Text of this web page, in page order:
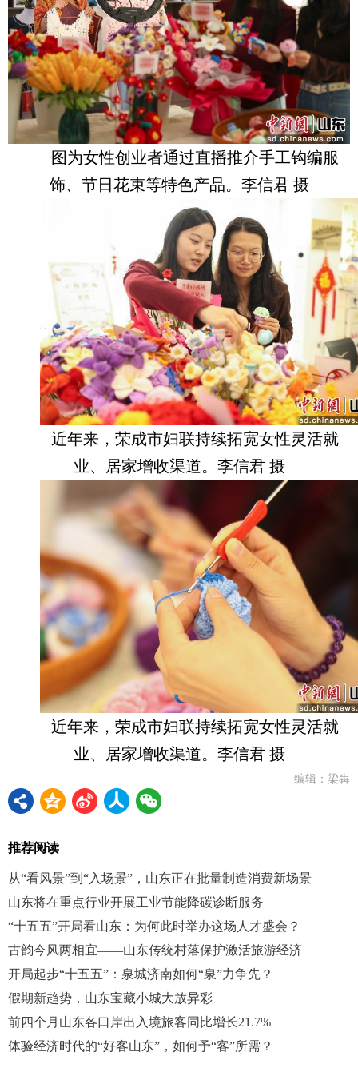
图为女性创业者通过直播推介手工钩编服
饰、节日花束等特色产品。李信君 摄
近年来，荣成市妇联持续拓宽女性灵活就
业、居家增收渠道。李信君 摄
近年来，荣成市妇联持续拓宽女性灵活就
业、居家增收渠道。李信君 摄
编辑：梁犇
推荐阅读
从“看风景”到“入场景”，山东正在批量制造消费新场景
山东将在重点行业开展工业节能降碳诊断服务
“十五五”开局看山东：为何此时举办这场人才盛会？
古韵今风两相宜——山东传统村落保护激活旅游经济
开局起步“十五五”：泉城济南如何“泉”力争先？
假期新趋势，山东宝藏小城大放异彩
前四个月山东各口岸出入境旅客同比增长21.7%
体验经济时代的“好客山东”，如何予“客”所需？